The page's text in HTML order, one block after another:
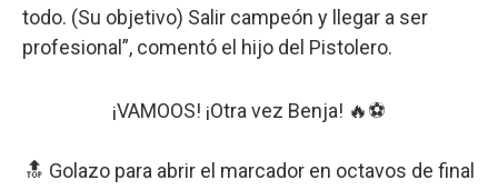
todo. (Su objetivo) Salir campeón y llegar a ser
profesional”, comentó el hijo del Pistolero.
¡VAMOOS! ¡Otra vez Benja! 🔥⚽️
🔝 Golazo para abrir el marcador en octavos de final